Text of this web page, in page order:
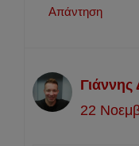
Απάντηση
Γιάννης
22